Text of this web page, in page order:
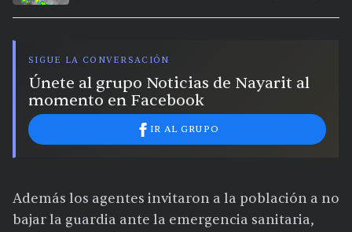
SIGUE LA CONVERSACIÓN
Únete al grupo Noticias de Nayarit al
momento en Facebook
IR AL GRUPO
Además los agentes invitaron a la población a no
bajar la guardia ante la emergencia sanitaria,